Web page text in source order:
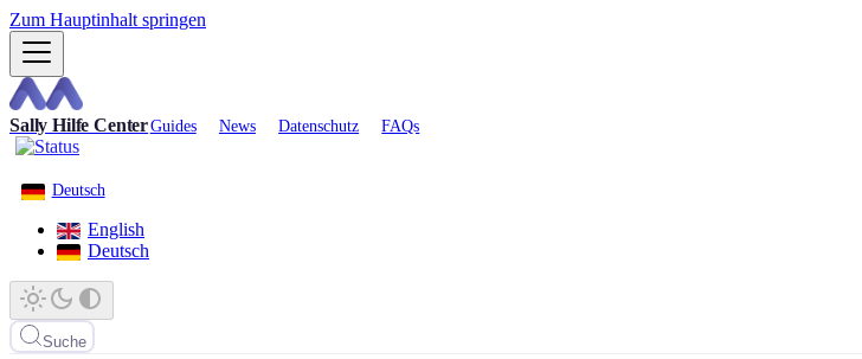
Zum Hauptinhalt springen
Sally Hilfe CenterGuides News Datenschutz FAQs
Deutsch
English
Deutsch
Suche